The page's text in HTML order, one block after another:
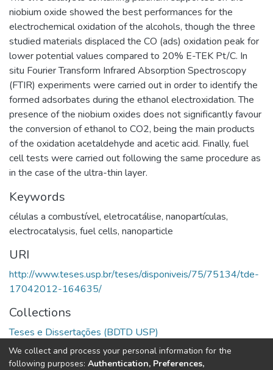
niobium oxide showed the best performances for the
electrochemical oxidation of the alcohols, though the three
studied materials displaced the CO (ads) oxidation peak for
lower potential values compared to 20% E-TEK Pt/C. In
situ Fourier Transform Infrared Absorption Spectroscopy
(FTIR) experiments were carried out in order to identify the
formed adsorbates during the ethanol electroxidation. The
presence of the niobium oxides does not significantly favour
the conversion of ethanol to CO2, being the main products
of the oxidation acetaldehyde and acetic acid. Finally, fuel
cell tests were carried out following the same procedure as
in the case of the ultra-thin layer.
Keywords
células a combustível, eletrocatálise, nanopartículas,
electrocatalysis, fuel cells, nanoparticle
URI
http://www.teses.usp.br/teses/disponiveis/75/75134/tde-
17042012-164635/
Collections
Teses e Dissertações (BDTD USP)
Full item page
We collect and process your personal information for the
following purposes: Authentication, Preferences,